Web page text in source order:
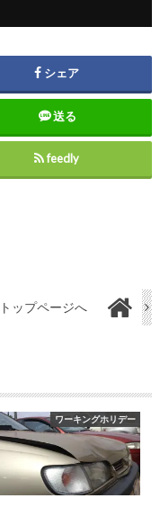
シェア
送る
feedly
トップページへ
ワーキングホリデー